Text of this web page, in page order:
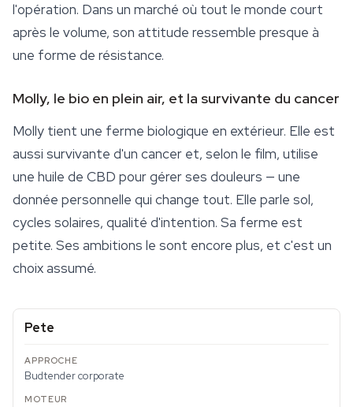
l'opération. Dans un marché où tout le monde court
après le volume, son attitude ressemble presque à
une forme de résistance.
Molly, le bio en plein air, et la survivante du cancer
Molly tient une ferme biologique en extérieur. Elle est
aussi survivante d'un cancer et, selon le film, utilise
une huile de CBD pour gérer ses douleurs — une
donnée personnelle qui change tout. Elle parle sol,
cycles solaires, qualité d'intention. Sa ferme est
petite. Ses ambitions le sont encore plus, et c'est un
choix assumé.
Pete
Budtender corporate